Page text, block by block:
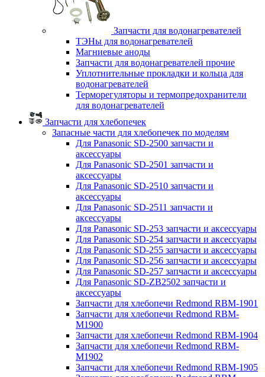
Запчасти для водонагревателей
ТЭНы для водонагревателей
Магниевые аноды
Запчасти для водонагревателей прочие
Уплотнительные прокладки и кольца для
водонагревателей
Терморегуляторы и термопредохранители
для водонагревателей
Запчасти для хлебопечек
Запасные части для хлебопечек по моделям
Для Panasonic SD-2500 запчасти и
аксессуары
Для Panasonic SD-2501 запчасти и
аксессуары
Для Panasonic SD-2510 запчасти и
аксессуары
Для Panasonic SD-2511 запчасти и
аксессуары
Для Panasonic SD-253 запчасти и аксессуары
Для Panasonic SD-254 запчасти и аксессуары
Для Panasonic SD-255 запчасти и аксессуары
Для Panasonic SD-256 запчасти и аксессуары
Для Panasonic SD-257 запчасти и аксессуары
Для Panasonic SD-ZB2502 запчасти и
аксессуары
Запчасти для хлебопечи Redmond RBM-1901
Запчасти для хлебопечи Redmond RBM-
M1900
Запчасти для хлебопечи Redmond RBM-1904
Запчасти для хлебопечи Redmond RBM-
M1902
Запчасти для хлебопечи Redmond RBM-1905